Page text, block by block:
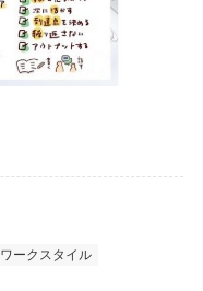
ワークスタイル